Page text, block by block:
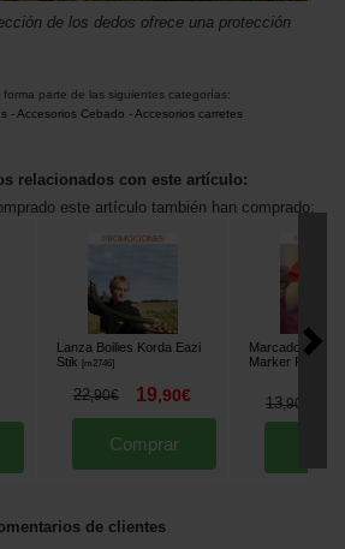
de los dedos ofrece una protección
forma parte de las siguientes categorías:
-Accesorios Cebado -Accesorios carretes
relacionados con este artículo:
este artículo también han comprado:
Lanza Boilies Korda Eazi
Stik
[m2746]
22,90€ 19,90€
Comprar
Marcador
Marker Float
13,90
de clientes